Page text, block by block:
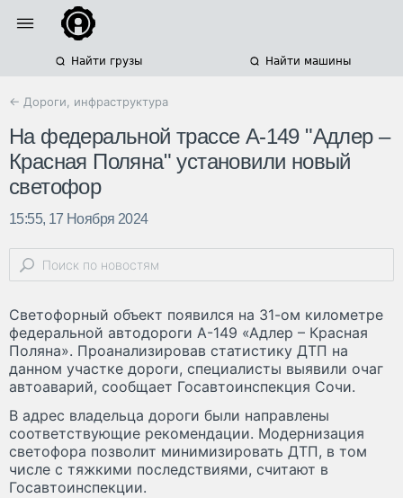
Найти грузы Найти машины
← Дороги, инфраструктура
На федеральной трассе А-149 "Адлер –
Красная Поляна" установили новый
светофор
15:55, 17 Ноября 2024
Светофорный объект появился на 31-ом километре
федеральной автодороги А-149 «Адлер – Красная
Поляна». Проанализировав статистику ДТП на
данном участке дороги, специалисты выявили очаг
автоаварий, сообщает Госавтоинспекция Сочи.
В адрес владельца дороги были направлены
соответствующие рекомендации. Модернизация
светофора позволит минимизировать ДТП, в том
числе с тяжкими последствиями, считают в
Госавтоинспекции.